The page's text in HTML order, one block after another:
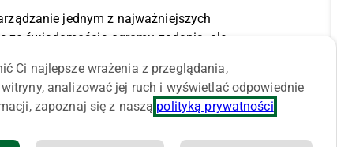
jednym z najważniejszych
ze świadomością ogromu zadania, ale
i siłę marek Deutz-Fahr,
10-letnim okresie zarządzania
Ci najlepsze wrażenia z przeglądania,
analizować jej ruch i wyświetlać odpowiednie
zapoznaj się z naszą polityką prywatności